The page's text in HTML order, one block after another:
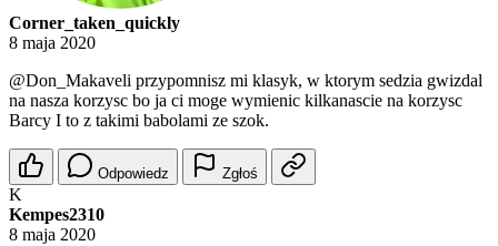
Corner_taken_quickly
8 maja 2020
@Don_Makaveli przypomnisz mi klasyk, w ktorym sedzia gwizdal
na nasza korzysc bo ja ci moge wymienic kilkanascie na korzysc
Barcy I to z takimi babolami ze szok.
Odpowiedz Zgłoś
K
Kempes2310
8 maja 2020